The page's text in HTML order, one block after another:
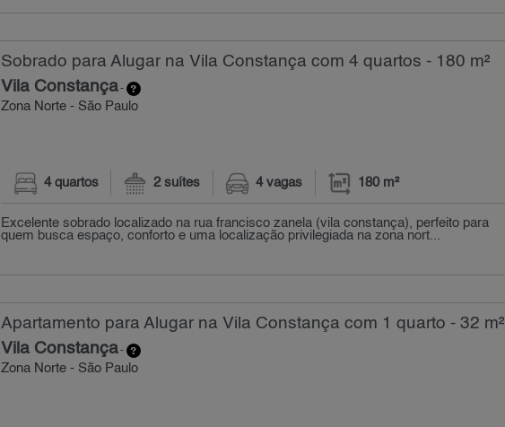
Sobrado para Alugar na Vila Constança com 4 quartos - 180 m²
Vila Constança-
Zona Norte - São Paulo
4 quartos 2 suítes 4 vagas 180 m²
Excelente sobrado localizado na rua francisco zanela (vila constança), perfeito para
quem busca espaço, conforto e uma localização privilegiada na zona nort...
Apartamento para Alugar na Vila Constança com 1 quarto - 32 m²
Vila Constança-
Zona Norte - São Paulo